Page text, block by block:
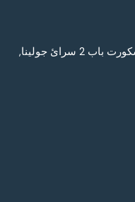
دي 88 مقابل مستشفى فورتس اسكورت باب 2 سرائ جولينا,